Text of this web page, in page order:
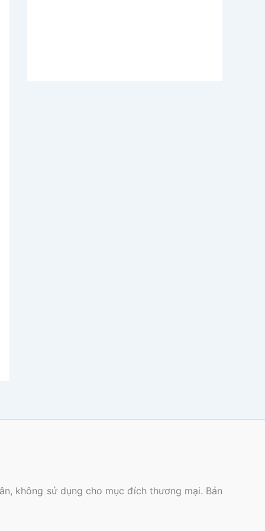
không sử dụng cho mục đích thương mại. Bản